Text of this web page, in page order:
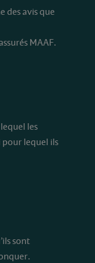
des avis que
MAAF.
les
pour lequel ils
sont